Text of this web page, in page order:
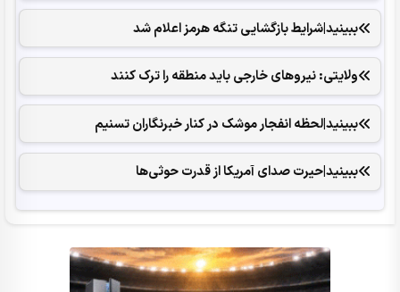
ببینید|شرایط بازگشایی تنگه هرمز اعلام شد
ولایتی: نیروهای خارجی باید منطقه را ترک کنند
ببینید|لحظه انفجار موشک‌ در کنار خبرنگاران تسنیم
ببینید|حیرت صدای آمریکا از قدرت حوثی‌ها